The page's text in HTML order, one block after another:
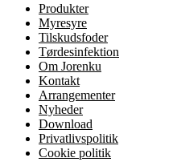
Produkter
Myresyre
Tilskudsfoder
Tørdesinfektion
Om Jorenku
Kontakt
Arrangementer
Nyheder
Download
Privatlivspolitik
Cookie politik